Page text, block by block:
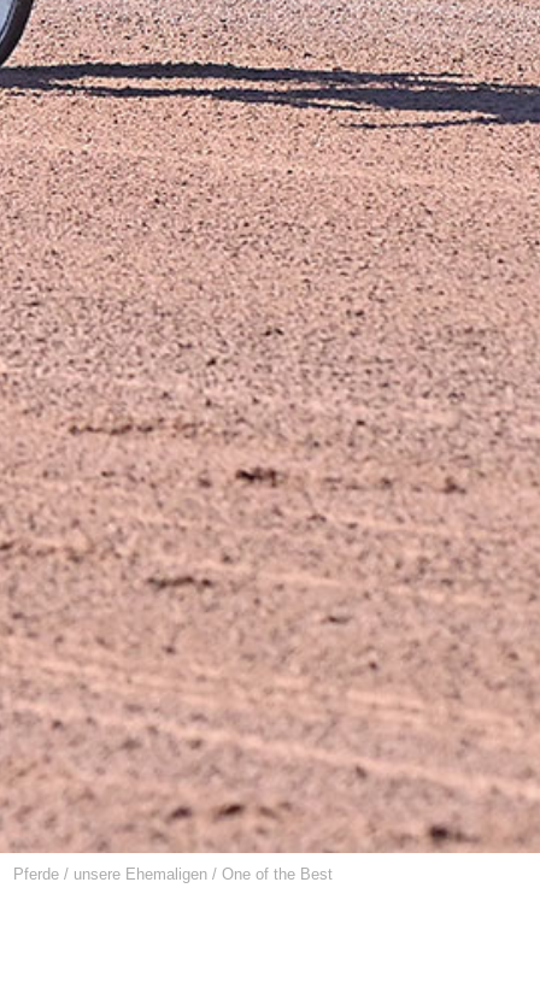
Pferde / unsere Ehemaligen /One of the Best